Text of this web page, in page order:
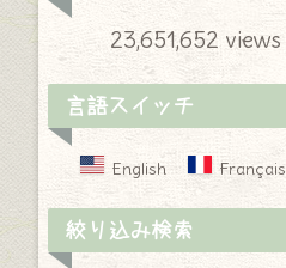
23,651,652 views
言語スイッチ
English Français
絞り込み検索